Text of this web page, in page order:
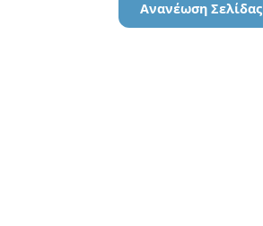
Ανανέωση Σελίδας